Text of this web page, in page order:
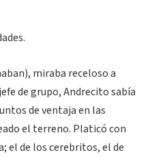
miraba receloso a
de grupo, Andrecito sabía
de ventaja en las
el terreno. Platicó con
el de los cerebritos, el de